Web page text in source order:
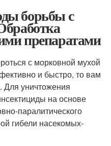
борьбы с
препаратами
с морковной мухой
и быстро, то вам
Для уничтожения
на основе
паралитического
гибели насекомых-